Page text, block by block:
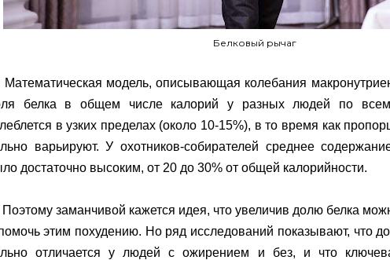
Белковый рычаг
Математическая модель, описывающая колебания
белка в общем числе калорий у разных людей по всем
в узких пределах (около 10-15%), в то время как
варьируют. У охотников-собирателей среднее
достаточно высоким, от 20 до 30% от общей калорийности.
Поэтому заманчивой кажется идея, что увеличив долю белка
этим похудению. Но ряд исследований показывают, что
отличается у людей с ожирением и без, и что